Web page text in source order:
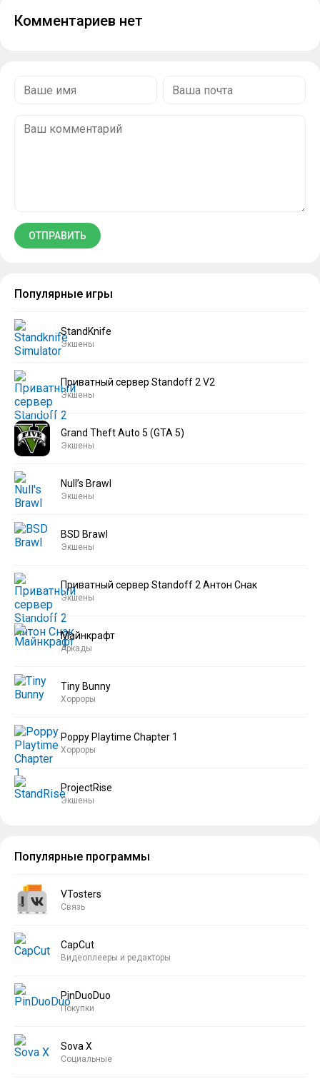
Комментариев нет
Популярные игры
StandKnife
Экшены
Приватный сервер Standoff 2 V2
Экшены
Grand Theft Auto 5 (GTA 5)
Экшены
Null’s Brawl
Экшены
BSD Brawl
Экшены
Приватный сервер Standoff 2 Антон Снак
Экшены
Майнкрафт
Аркады
Tiny Bunny
Хорроры
Poppy Playtime Chapter 1
Хорроры
ProjectRise
Экшены
Популярные программы
VTosters
Связь
CapCut
Видеоплееры и редакторы
PinDuoDuo
Покупки
Sova X
Социальные